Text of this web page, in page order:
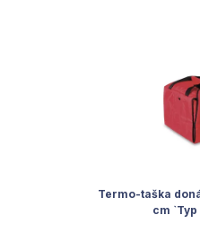
Termo-taška
cm `Typ